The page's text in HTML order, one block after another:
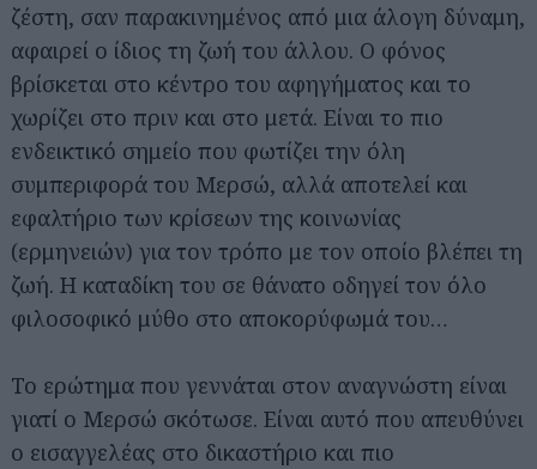
ζέστη, σαν παρακινημένος από μια άλογη δύναμη,
αφαιρεί ο ίδιος τη ζωή του άλλου. Ο φόνος
βρίσκεται στο κέντρο του αφηγήματος και το
χωρίζει στο πριν και στο μετά. Είναι το πιο
ενδεικτικό σημείο που φωτίζει την όλη
συμπεριφορά του Μερσώ, αλλά αποτελεί και
εφαλτήριο των κρίσεων της κοινωνίας
(ερμηνειών) για τον τρόπο με τον οποίο βλέπει τη
ζωή. Η καταδίκη του σε θάνατο οδηγεί τον όλο
φιλοσοφικό μύθο στο αποκορύφωμά του…
Το ερώτημα που γεννάται στον αναγνώστη είναι
γιατί ο Μερσώ σκότωσε. Είναι αυτό που απευθύνει
ο εισαγγελέας στο δικαστήριο και πιο